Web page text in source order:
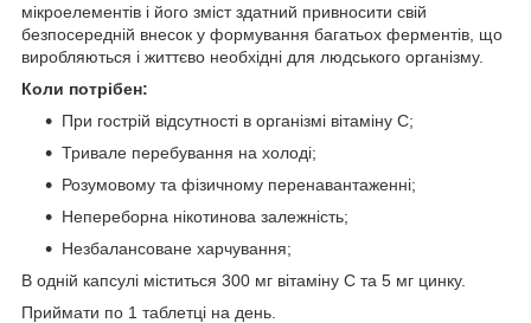
мікроелементів і його зміст здатний привносити свій
безпосередній внесок у формування багатьох ферментів, що
виробляються і життєво необхідні для людського організму.
Коли потрібен:
При гострій відсутності в організмі вітаміну С;
Тривале перебування на холоді;
Розумовому та фізичному перенавантаженні;
Непереборна нікотинова залежність;
Незбалансоване харчування;
В одній капсулі міститься 300 мг вітаміну С та 5 мг цинку.
Приймати по 1 таблетці на день.